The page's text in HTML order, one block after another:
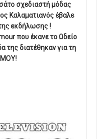
σχεδιαστή μόδας
Καλαματιανός έβαλε
εκδήλωσης !
που έκανε το Ωδείο
της διατέθηκαν για τη